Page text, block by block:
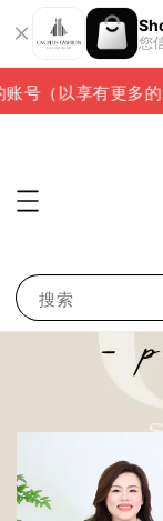
您
号（以享有更多的
搜索